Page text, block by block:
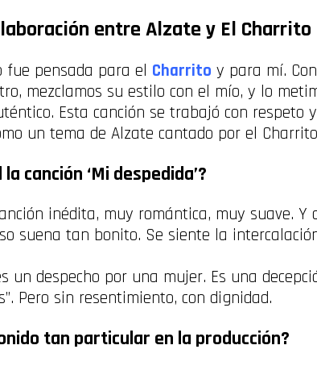
entre Alzate y El Charrito
fue pensada para el Charrito y para mí.
mezclamos su estilo con el mío, y lo
Esta canción se trabajó con respeto
un tema de Alzate cantado por el
canción ‘Mi despedida’?
inédita, muy romántica, muy suave. Y
suena tan bonito. Se siente la
un despecho por una mujer. Es una
Pero sin resentimiento, con dignidad.
tan particular en la producción?